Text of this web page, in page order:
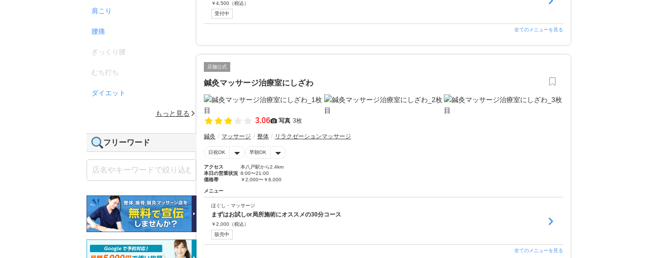
￥4,500 （税込）
受付中
全てのメニューを見る
店舗公式
鍼灸マッサージ治療室にしざわ
3.06 写真 3枚
鍼灸 マッサージ 整体 リラクゼーションマッサージ
日祝OK 早朝OK
アクセス
本八戸駅から2.4km
本日の営業状況 8:00〜21:00
価格帯
￥2,000〜￥8,000
メニュー
ほぐし・マッサージ
まずはお試しor局所施術にオススメの30分コース
￥2,000 （税込）
販売中
全てのメニューを見る
肩こり
腰痛
ぎっくり腰
むち打ち
ダイエット
もっと見る
フリーワード